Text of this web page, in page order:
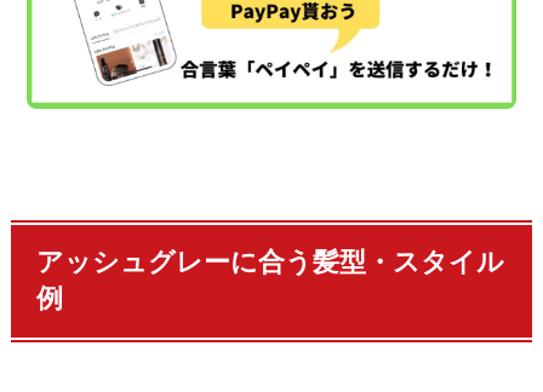
アッシュグレーに合う髪型・スタイル
例